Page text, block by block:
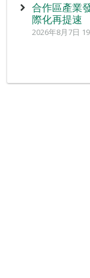
合作區產業
際化再提速
2026年8月7日